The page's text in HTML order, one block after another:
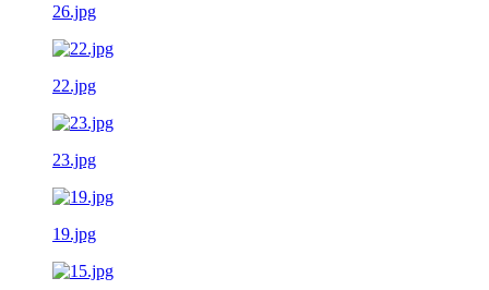
26.jpg
22.jpg
23.jpg
19.jpg